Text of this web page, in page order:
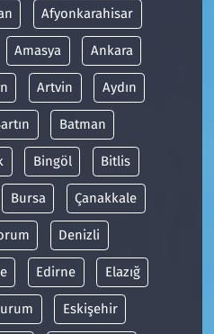
Afyonkarahisar
Amasya Ankara
Artvin Aydın
Batman
Bingöl Bitlis
Bursa Çanakkale
Denizli
Edirne Elazığ
Eskişehir